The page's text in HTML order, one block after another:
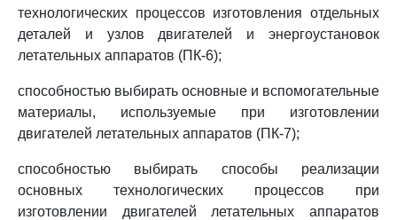
технологических процессов изготовления отдельных
деталей и узлов двигателей и энергоустановок
летательных аппаратов (ПК-6);
способностью выбирать основные и вспомогательные
материалы, используемые при изготовлении
двигателей летательных аппаратов (ПК-7);
способностью выбирать способы реализации
основных технологических процессов при
изготовлении двигателей летательных аппаратов